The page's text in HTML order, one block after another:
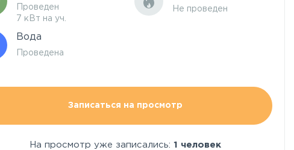
Проведен
7 кВт на уч.
Не проведен
Вода
Проведена
Записаться на просмотр
На просмотр уже записались: 1 человек